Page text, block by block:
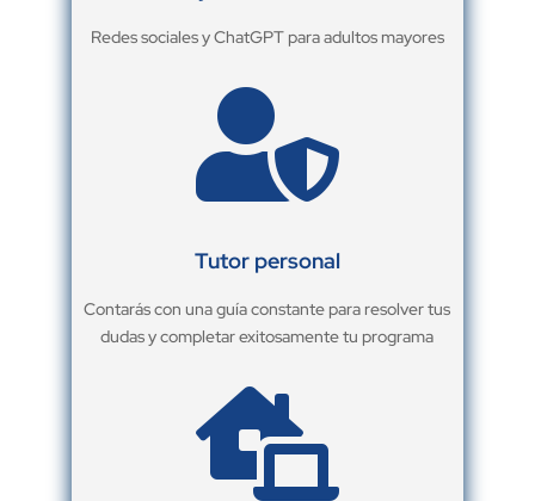
Redes sociales y ChatGPT para adultos mayores

Tutor personal
Contarás con una guía constante para resolver tus
dudas y completar exitosamente tu programa
